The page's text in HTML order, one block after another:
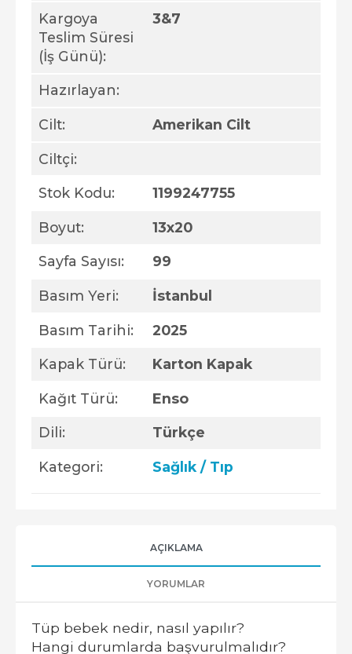
Kargoya
Teslim Süresi
(İş Günü):
3&7
Hazırlayan:
Cilt: Amerikan Cilt
Ciltçi:
Stok Kodu: 1199247755
Boyut: 13x20
Sayfa Sayısı: 99
Basım Yeri: İstanbul
Basım Tarihi: 2025
Kapak Türü: Karton Kapak
Kağıt Türü: Enso
Dili: Türkçe
Kategori: Sağlık / Tıp
AÇIKLAMA
YORUMLAR
Tüp bebek nedir, nasıl yapılır?
Hangi durumlarda başvurulmalıdır?